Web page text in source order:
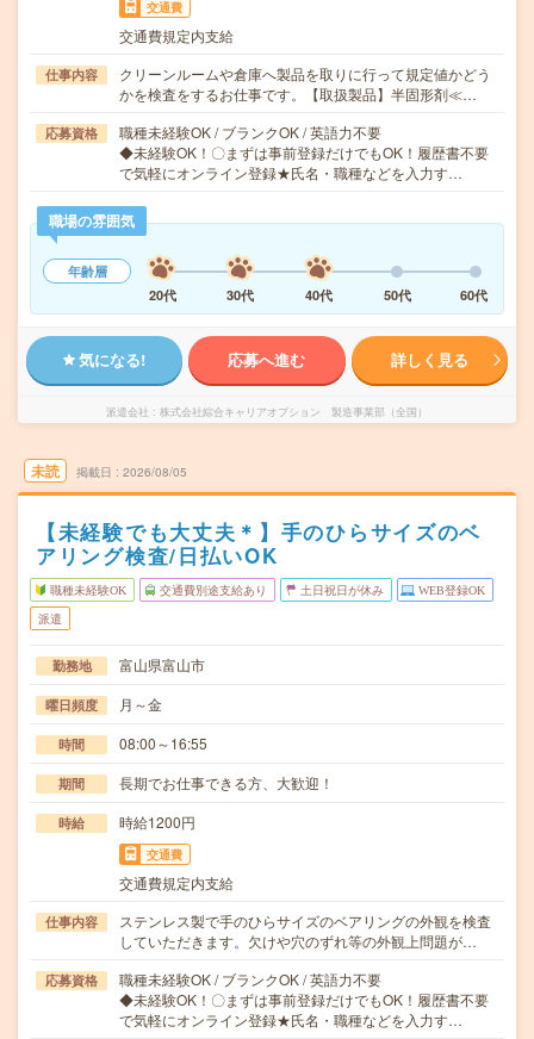
交通費
交通費規定内支給
仕事内容
クリーンルームや倉庫へ製品を取りに行って規定値かどう
かを検査をするお仕事です。【取扱製品】半固形剤≪…
応募資格
職種未経験OK / ブランクOK / 英語力不要
◆未経験OK！〇まずは事前登録だけでもOK！履歴書不要
で気軽にオンライン登録★氏名・職種などを入力す…
職場の雰囲気
年齢層
20代
30代 40代 50代 60代
気になる! 応募へ進む 詳しく見る
派遣会社 株式会社綜合キャリアオプション 製造事業部（全国）
未読 掲載日 2026/08/05
【未経験でも大丈夫＊】手のひらサイズのベ
アリング検査/日払いOK
職種未経験OK 交通費別途支給あり 土日祝日が休み WEB登録OK
派遣
勤務地 富山県富山市
曜日頻度 月～金
時間 08:00～16:55
期間 長期でお仕事できる方、大歓迎！
時給 時給1200円
交通費
交通費規定内支給
仕事内容
ステンレス製で手のひらサイズのベアリングの外観を検査
していただきます。欠けや穴のずれ等の外観上問題が…
応募資格
職種未経験OK / ブランクOK / 英語力不要
◆未経験OK！〇まずは事前登録だけでもOK！履歴書不要
で気軽にオンライン登録★氏名・職種などを入力す…